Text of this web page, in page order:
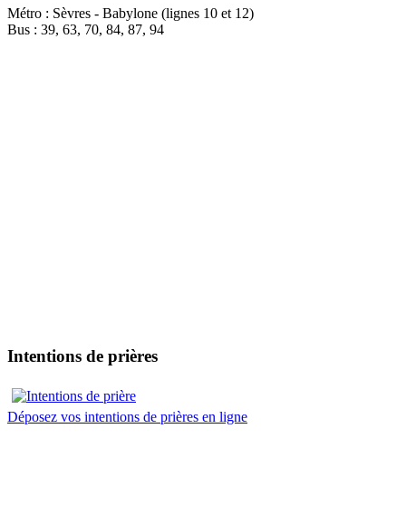
Métro : Sèvres - Babylone (lignes 10 et 12)
Bus : 39, 63, 70, 84, 87, 94
Intentions de prières
Déposez vos intentions de prières en ligne